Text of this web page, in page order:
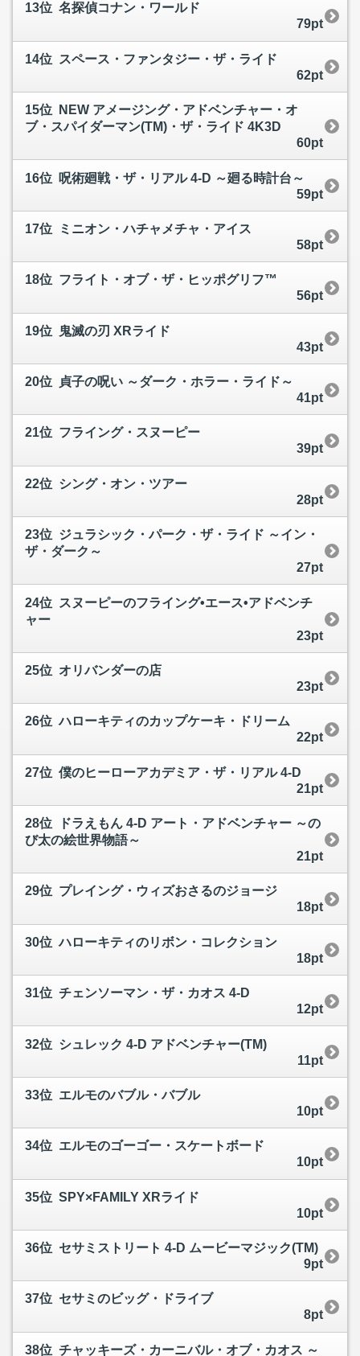
13位 名探偵コナン・ワールド
79pt
14位 スペース・ファンタジー・ザ・ライド
62pt
15位 NEW アメージング・アドベンチャー・オ
ブ・スパイダーマン(TM)・ザ・ライド 4K3D
60pt
16位 呪術廻戦・ザ・リアル 4-D ～廻る時計台～
59pt
17位 ミニオン・ハチャメチャ・アイス
58pt
18位 フライト・オブ・ザ・ヒッポグリフ™
56pt
19位 鬼滅の刃 XRライド
43pt
20位 貞子の呪い ～ダーク・ホラー・ライド～
41pt
21位 フライング・スヌーピー
39pt
22位 シング・オン・ツアー
28pt
23位 ジュラシック・パーク・ザ・ライド ～イン・
ザ・ダーク～
27pt
24位 スヌーピーのフライング•エース•アドベンチ
ャー
23pt
25位 オリバンダーの店
23pt
26位 ハローキティのカップケーキ・ドリーム
22pt
27位 僕のヒーローアカデミア・ザ・リアル 4-D
21pt
28位 ドラえもん 4-D アート・アドベンチャー ～の
び太の絵世界物語～
21pt
29位 プレイング・ウィズおさるのジョージ
18pt
30位 ハローキティのリボン・コレクション
18pt
31位 チェンソーマン・ザ・カオス 4-D
12pt
32位 シュレック 4-D アドベンチャー(TM)
11pt
33位 エルモのバブル・バブル
10pt
34位 エルモのゴーゴー・スケートボード
10pt
35位 SPY×FAMILY XRライド
10pt
36位 セサミストリート 4-D ムービーマジック(TM)
9pt
37位 セサミのビッグ・ドライブ
8pt
38位 チャッキーズ・カーニバル・オブ・カオス ～